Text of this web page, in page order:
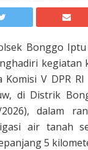
Bonggo
Komisi V DPR RI
di Distrik
dalam
air tanah
5